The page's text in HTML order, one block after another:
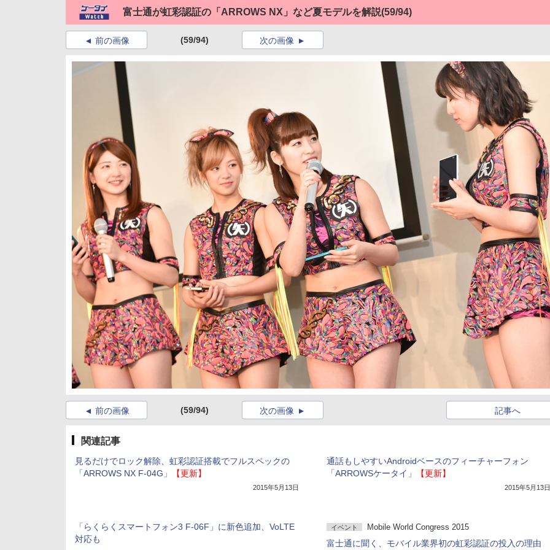
富士通が虹彩認証の「ARROWS NX」など夏モデルを解説(59/94)
前の画像 (59/94) 次の画像
前の画像 (59/94) 記事へ
次の画像
関連記事
見るだけでロック解除、虹彩認証搭載でフルスペックの
「ARROWS NX F-04G」
【更新】
2015年5月13日
通話もしやすいAndroidベースのフィーチャーフォン
「ARROWSケータイ」
【更新】
2015年5月13日
「らくらくスマートフォン3 F-06F」に新色追加、VoLTE
対応も
イベント Mobile World Congress 2015
富士通に聞く、モバイル業界初の虹彩認証の投入の理由